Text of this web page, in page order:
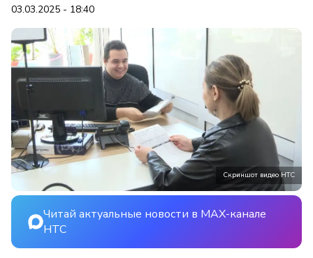
03.03.2025 - 18:40
Скриншот видео НТС
Читай актуальные новости в MAX-канале
НТС